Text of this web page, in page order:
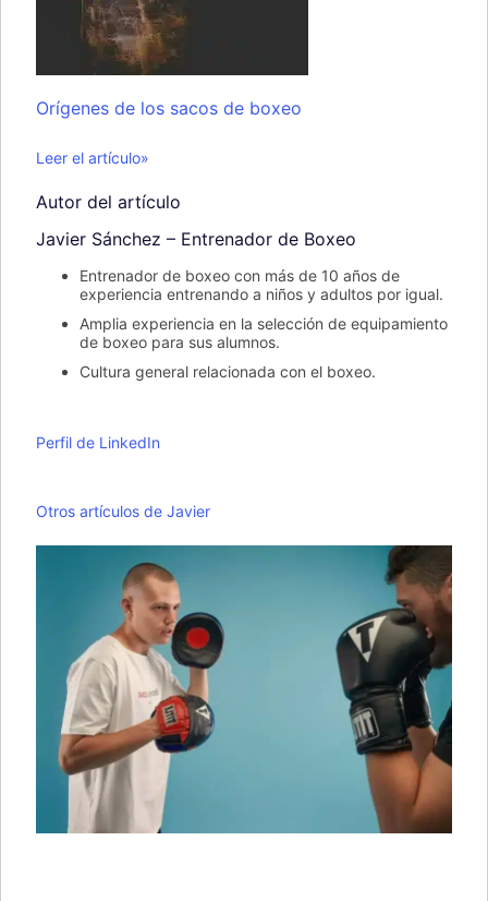
Orígenes de los sacos de boxeo
Leer el artículo»
Autor del artículo
Javier Sánchez – Entrenador de Boxeo
Entrenador de boxeo con más de 10 años de
experiencia entrenando a niños y adultos por igual.
Amplia experiencia en la selección de equipamiento
de boxeo para sus alumnos.
Cultura general relacionada con el boxeo.
Perfil de LinkedIn
Otros artículos de Javier